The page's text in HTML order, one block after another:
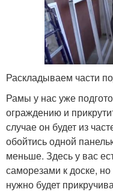
Раскладываем части
Рамы у нас уже
ограждению и
случае он будет из
обойтись одной
меньше. Здесь у вас
саморезами к доске,
нужно будет